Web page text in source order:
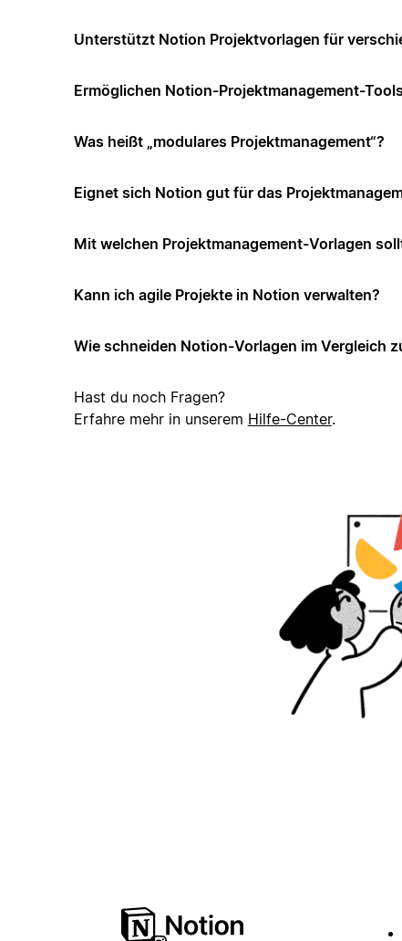
Unterstützt Notion Projektvorlagen für
Ermöglichen Notion-Projektmanagement-
Was heißt „modulares Projektmanagement“?
Eignet sich Notion gut für das
Mit welchen Projektmanagement-Vorlagen
Kann ich agile Projekte in Notion verwalten?
Wie schneiden Notion-Vorlagen im Vergleich
Hast du noch Fragen?
Erfahre mehr in unserem Hilfe-Center.